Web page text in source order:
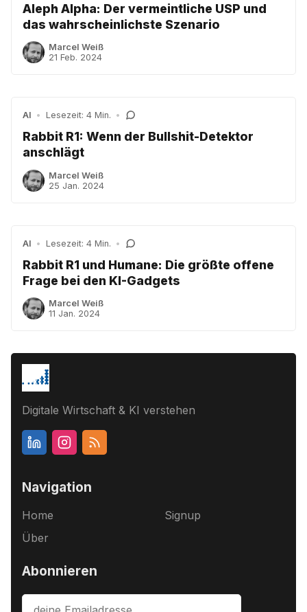
Aleph Alpha: Der vermeintliche USP und
das wahrscheinlichste Szenario
Marcel Weiß
21 Feb. 2024
AI • Lesezeit: 4 Min. •
Rabbit R1: Wenn der Bullshit-Detektor
anschlägt
Marcel Weiß
25 Jan. 2024
AI • Lesezeit: 4 Min. •
Rabbit R1 und Humane: Die größte offene
Frage bei den KI-Gadgets
Marcel Weiß
11 Jan. 2024
Digitale Wirtschaft & KI verstehen
Navigation
Home
Über
Signup
Abonnieren